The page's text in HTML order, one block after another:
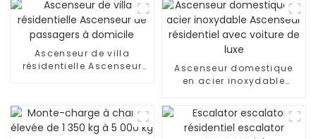
Ascenseur de villa
résidentielle Ascenseur
Ascenseur domestique
en acier inoxydable
avec voiture de luxe